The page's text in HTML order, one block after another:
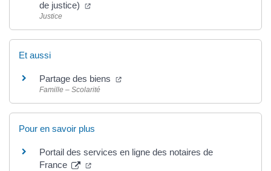
de justice)
Justice
Et aussi
Partage des biens
Famille – Scolarité
Pour en savoir plus
Portail des services en ligne des notaires de
France